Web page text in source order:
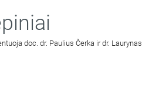
doc. dr. Paulius Čerka ir dr. Laurynas